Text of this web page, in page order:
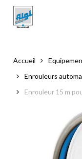
main
Accueil
Enrouleurs
Enrouleur 15 m